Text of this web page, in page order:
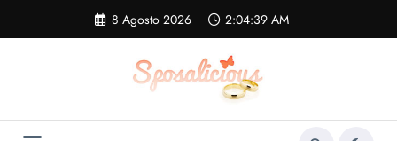
contenuto
8 Agosto 2026 2:04:39 AM